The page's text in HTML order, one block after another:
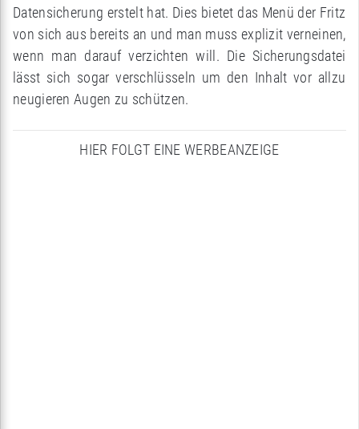
Datensicherung erstelt hat. Dies bietet das Menü der Fritz
von sich aus bereits an und man muss explizit verneinen,
wenn man darauf verzichten will. Die Sicherungsdatei
lässt sich sogar verschlüsseln um den Inhalt vor allzu
neugieren Augen zu schützen.
HIER FOLGT EINE WERBEANZEIGE